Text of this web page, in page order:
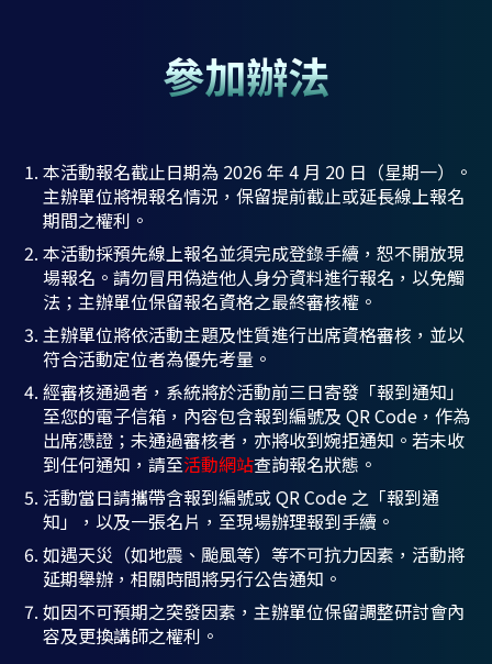
參加辦法
本活動報名截止日期為 2026 年 4 月 20 日（星期一）。
主辦單位將視報名情況，保留提前截止或延長線上報名
期間之權利。
本活動採預先線上報名並須完成登錄手續，恕不開放現
場報名。請勿冒用偽造他人身分資料進行報名，以免觸
法；主辦單位保留報名資格之最終審核權。
主辦單位將依活動主題及性質進行出席資格審核，並以
符合活動定位者為優先考量。
經審核通過者，系統將於活動前三日寄發「報到通知」
至您的電子信箱，內容包含報到編號及 QR Code，作為
出席憑證；未通過審核者，亦將收到婉拒通知。若未收
到任何通知，請至活動網站查詢報名狀態。
活動當日請攜帶含報到編號或 QR Code 之「報到通
知」，以及一張名片，至現場辦理報到手續。
如遇天災（如地震、颱風等）等不可抗力因素，活動將
延期舉辦，相關時間將另行公告通知。
如因不可預期之突發因素，主辦單位保留調整研討會內
容及更換講師之權利。